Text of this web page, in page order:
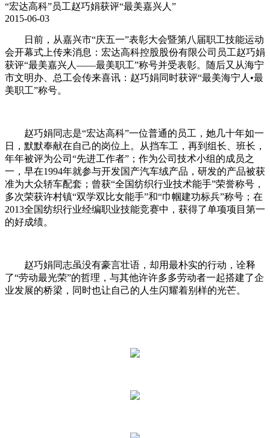
“宏达高科”员工赵巧娟获评“最美嘉兴人”
2015-06-03
日前，从嘉兴市“庆五一”表彰大会暨第八届职工技能运动
会开幕式上传来消息：宏达高科控股股份有限公司员工赵巧娟
获评“最美嘉兴人——最美职工”称号并受表彰。随后又从海宁
市文明办、总工会传来喜讯：赵巧娟同时获评“最美海宁人•最
美职工”称号。
赵巧娟同志是“宏达高科”一位普通的员工，她几十年如一
日，默默奉献在自己的岗位上。从挡车工，再到组长、班长，
年年被评为公司“先进工作者”；作为公司技术小组的成员之
一，早在1994年就参与开发国产汽车绒产品，研发的产品被获
准为大众轿车配套；曾获“全国纺织行业技术能手”荣誉称号，
多次荣获许村镇“双学双比女能手”和“巾帼建功标兵”称号；在
2013全国纺织行业经编职业技能竞赛中，获得了单项项目第一
的好成绩。
赵巧娟同志虽没有豪言壮语，却用最朴实的行动，诠释
了“劳动最光荣”的哲理，与其他许许多多劳动者一起搭建了企
业发展的桥梁，同时也让自己的人生闪耀着别样的光芒。